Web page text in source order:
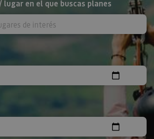
lugar en el que buscas planes